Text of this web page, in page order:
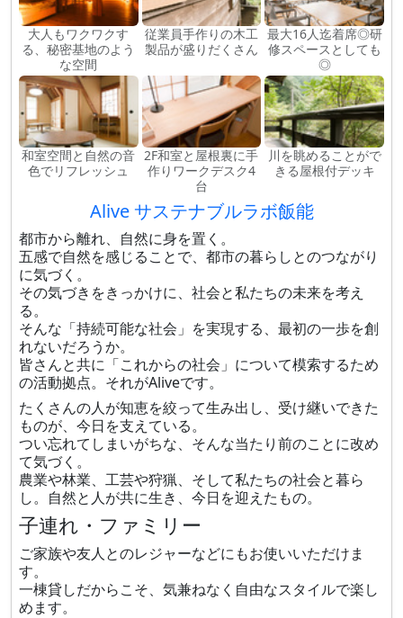
大人もワクワクす
る、秘密基地のよう
な空間
従業員手作りの木工
製品が盛りだくさん
最大16人迄着席◎研
修スペースとしても
◎
和室空間と自然の音
色でリフレッシュ
2F和室と屋根裏に手
作りワークデスク4
台
川を眺めることがで
きる屋根付デッキ
Alive サステナブルラボ飯能
都市から離れ、自然に身を置く。
五感で自然を感じることで、都市の暮らしとのつながり
に気づく。
その気づきをきっかけに、社会と私たちの未来を考え
る。
そんな「持続可能な社会」を実現する、最初の一歩を創
れないだろうか。
皆さんと共に「これからの社会」について模索するため
の活動拠点。それがAliveです。
たくさんの人が知恵を絞って生み出し、受け継いできた
ものが、今日を支えている。
つい忘れてしまいがちな、そんな当たり前のことに改め
て気づく。
農業や林業、工芸や狩猟、そして私たちの社会と暮ら
し。自然と人が共に生き、今日を迎えたもの。
子連れ・ファミリー
ご家族や友人とのレジャーなどにもお使いいただけま
す。
一棟貸しだからこそ、気兼ねなく自由なスタイルで楽し
めます。